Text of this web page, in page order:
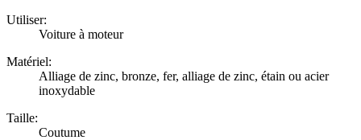
Utiliser:
Voiture à moteur
Matériel:
Alliage de zinc, bronze, fer, alliage de zinc, étain ou acier
inoxydable
Taille:
Coutume